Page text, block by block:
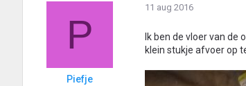
P
Piefje
11 aug 2016
Ik ben de vloer van
klein stukje afvoer op